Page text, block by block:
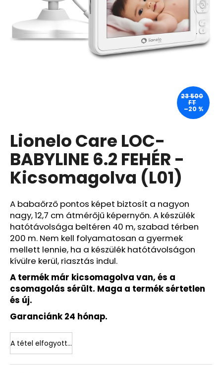
Lionelo Care LOC-
BABYLINE 6.2 FEHÉR -
Kicsomagolva (L01)
A babaőrző pontos képet biztosít a nagyon
nagy, 12,7 cm átmérőjű képernyőn. A készülék
hatótávolsága beltéren 40 m, szabad térben
200 m. Nem kell folyamatosan a gyermek
mellett lennie, ha a készülék hatótávolságon
kívülre kerül, riasztás indul.
A termék már kicsomagolva van, és a
csomagolás sérült. Maga a termék sértetlen
és új.
Garanciánk 24 hónap.
A tétel elfogyott…
23 500
FT
–20 %
A
j
PLANTAE
RHODIOLA
ROSEA
BIO
60
DB
NÖVÉNYI
840
Ft
Korábbi:
10
200
Ft